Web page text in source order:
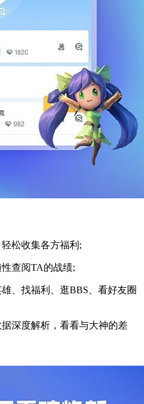
松收集各方福利;
查阅TA的战绩;
找福利、逛BBS、看好友圈
深度解析，看看与大神的差